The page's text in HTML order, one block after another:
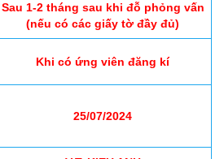
Sau 1-2 tháng sau khi đỗ phỏng vấn
(nếu có các giấy tờ đầy đủ)
Khi có ứng viên đăng kí
25/07/2024